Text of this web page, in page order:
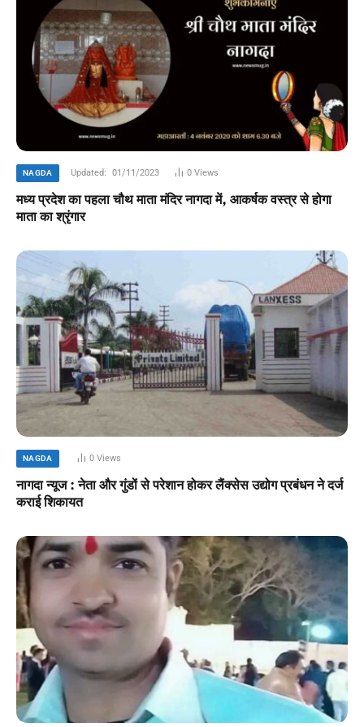
NAGDA Updated: 01/11/2023 0 Views
मध्य प्रदेश का पहला चौथ माता मंदिर नागदा में, आकर्षक वस्त्र से होगा
माता का श्रृंगार
NAGDA 0 Views
नागदा न्यूज : नेता और गुंडों से परेशान होकर लैंक्सेस उद्योग प्रबंधन ने दर्ज
कराई शिकायत